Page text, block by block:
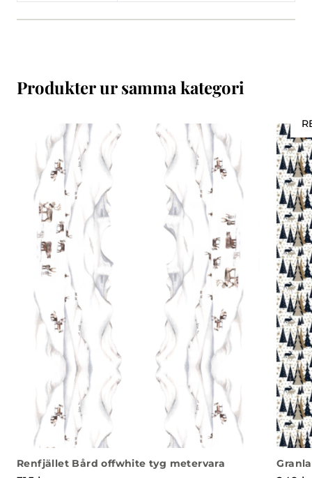
Produkter ur samma kategori
Renfjället Bård offwhite tyg metervara